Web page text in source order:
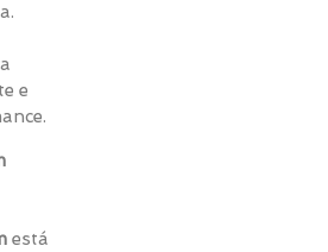
e
está